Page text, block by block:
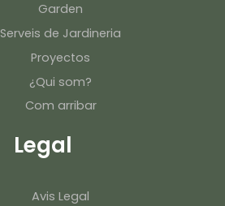
Garden
Serveis de Jardineria
Proyectos
¿Qui som?
Com arribar
Legal
Avis Legal